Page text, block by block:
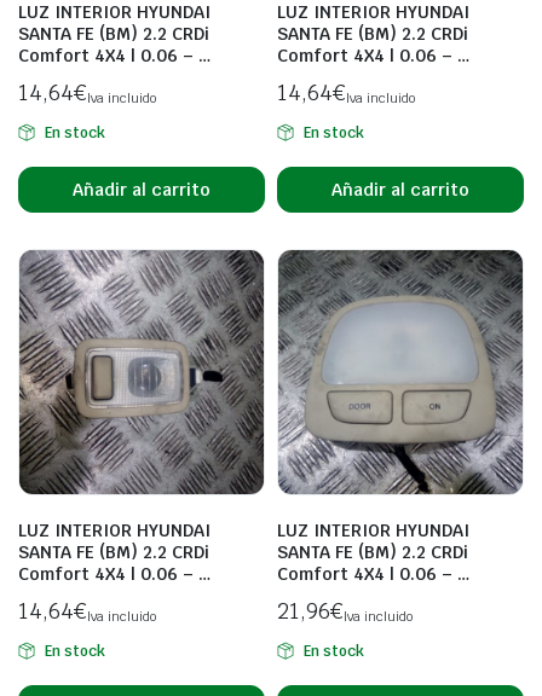
LUZ INTERIOR HYUNDAI
SANTA FE (BM) 2.2 CRDi
Comfort 4X4 | 0.06 – …
14,64€Iva incluido
En stock
Añadir al carrito
LUZ INTERIOR HYUNDAI
SANTA FE (BM) 2.2 CRDi
Comfort 4X4 | 0.06 – …
14,64€Iva incluido
En stock
Añadir al carrito
LUZ INTERIOR HYUNDAI
SANTA FE (BM) 2.2 CRDi
Comfort 4X4 | 0.06 – …
14,64€Iva incluido
En stock
LUZ INTERIOR HYUNDAI
SANTA FE (BM) 2.2 CRDi
Comfort 4X4 | 0.06 – …
21,96€Iva incluido
En stock